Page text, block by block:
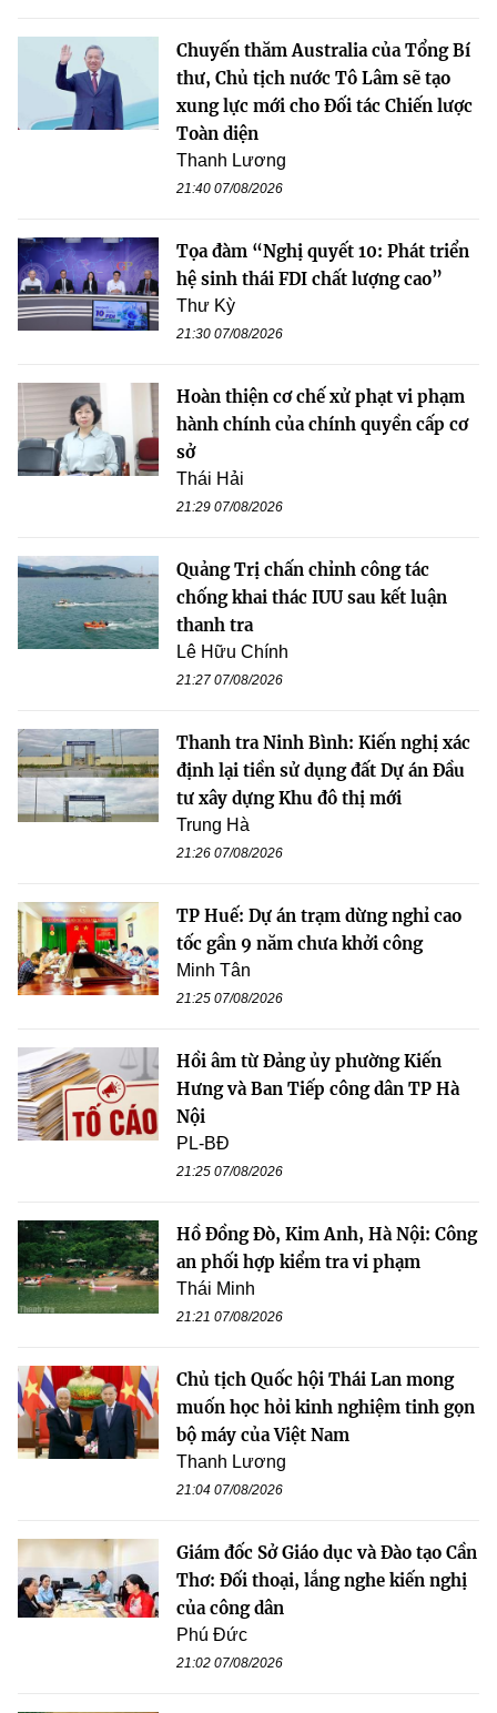
Chuyến thăm Australia của Tổng Bí
thư, Chủ tịch nước Tô Lâm sẽ tạo
xung lực mới cho Đối tác Chiến lược
Toàn diện
Thanh Lương
21:40 07/08/2026
Tọa đàm “Nghị quyết 10: Phát triển
hệ sinh thái FDI chất lượng cao”
Thư Kỳ
21:30 07/08/2026
Hoàn thiện cơ chế xử phạt vi phạm
hành chính của chính quyền cấp cơ
sở
Thái Hải
21:29 07/08/2026
Quảng Trị chấn chỉnh công tác
chống khai thác IUU sau kết luận
thanh tra
Lê Hữu Chính
21:27 07/08/2026
Thanh tra Ninh Bình: Kiến nghị xác
định lại tiền sử dụng đất Dự án Đầu
tư xây dựng Khu đô thị mới
Trung Hà
21:26 07/08/2026
TP Huế: Dự án trạm dừng nghỉ cao
tốc gần 9 năm chưa khởi công
Minh Tân
21:25 07/08/2026
Hồi âm từ Đảng ủy phường Kiến
Hưng và Ban Tiếp công dân TP Hà
Nội
PL-BĐ
21:25 07/08/2026
Hồ Đồng Đò, Kim Anh, Hà Nội: Công
an phối hợp kiểm tra vi phạm
Thái Minh
21:21 07/08/2026
Chủ tịch Quốc hội Thái Lan mong
muốn học hỏi kinh nghiệm tinh gọn
bộ máy của Việt Nam
Thanh Lương
21:04 07/08/2026
Giám đốc Sở Giáo dục và Đào tạo Cần
Thơ: Đối thoại, lắng nghe kiến nghị
của công dân
Phú Đức
21:02 07/08/2026